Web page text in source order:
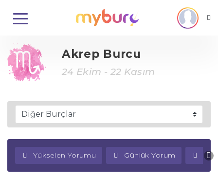
Akrep Burcu
24 Ekim - 22 Kasım
Yükselen Yorumu Günlük Yorum